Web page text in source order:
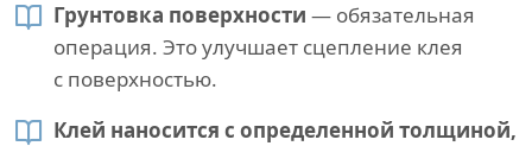
Грунтовка поверхности — обязательная
операция. Это улучшает сцепление клея
с поверхностью.
Клей наносится с определенной толщиной,